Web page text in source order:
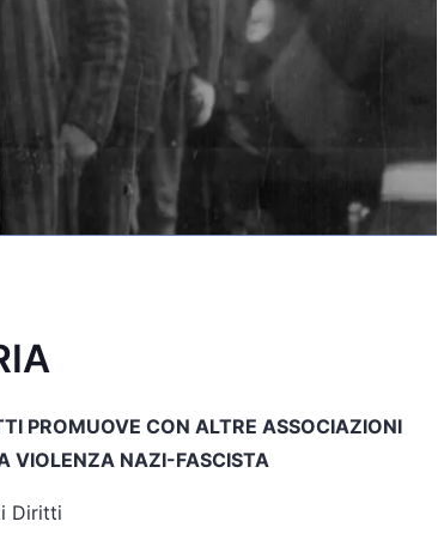
PROMUOVE CON ALTRE ASSOCIAZIONI
VIOLENZA NAZI-FASCISTA
Diritti